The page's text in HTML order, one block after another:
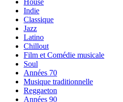
House
Indie
Classique
Jazz
Latino
Chillout
Film et Comédie musicale
Soul
Années 70
Musique traditionnelle
Reggaeton
Années 90